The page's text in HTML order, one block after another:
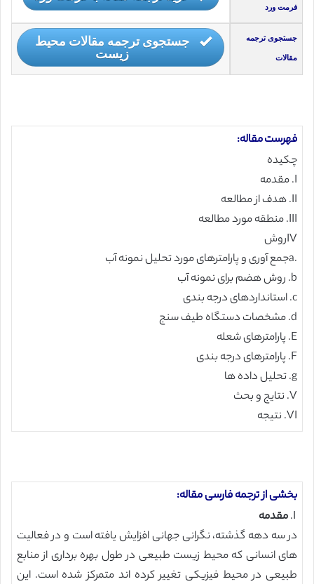
فرمت ورد
جستجوی ترجمه
مقالات
جستجوی ترجمه مقالات محیط
زیست
فهرست مقاله:
چکیده
I. مقدمه
II. هدف از مطالعه
III. منطقه مورد مطالعه
IVروش
.aجمع آوری و پارامترهای مورد تحلیل نمونه آب
b. روش هضم برای نمونه آب
c. استانداردهای درجه بندی
d. مشخصات دستگاه طیف سنج
E. پارامترهای شعله
F. پارامترهای درجه بندی
g. تحلیل داده ها
V. نتایج و بحث
VI. نتیجه
بخشی از ترجمه فارسی مقاله:
مقدمه
در سه دهه گذشته، نگرانی جهانی افزایش یافته است و در فعالیت
های انسانی که محیط زیست طبیعی در طول بهره برداری از منابع
طبیعی در محیط فیزیکی تغییر کرده اند متمرکز شده است. این